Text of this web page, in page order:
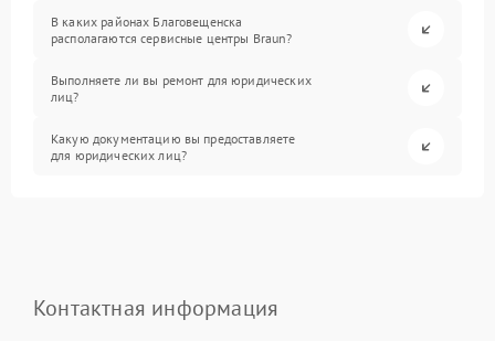
В каких районах Благовещенска
располагаются сервисные центры Braun?
Выполняете ли вы ремонт для юридических
лиц?
Какую документацию вы предоставляете
для юридических лиц?
Контактная информация